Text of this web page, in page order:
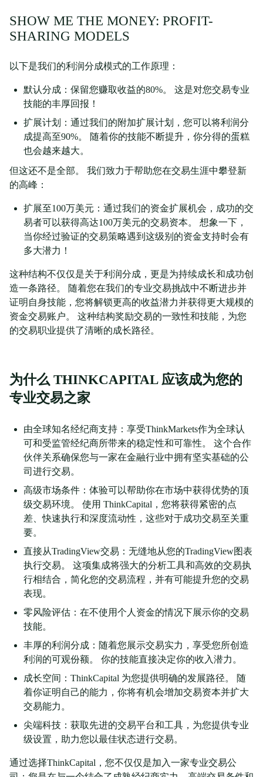
SHOW ME THE MONEY: PROFIT-
SHARING MODELS
以下是我们的利润分成模式的工作原理：
默认分成：保留您赚取收益的80%。 这是对您交易专业
技能的丰厚回报！
扩展计划：通过我们的附加扩展计划，您可以将利润分
成提高至90%。 随着你的技能不断提升，你分得的蛋糕
也会越来越大。
但这还不是全部。 我们致力于帮助您在交易生涯中攀登新
的高峰：
扩展至100万美元：通过我们的资金扩展机会，成功的交
易者可以获得高达100万美元的交易资本。 想象一下，
当你经过验证的交易策略遇到这级别的资金支持时会有
多大潜力！
这种结构不仅仅是关于利润分成，更是为持续成长和成功创
造一条路径。 随着您在我们的专业交易挑战中不断进步并
证明自身技能，您将解锁更高的收益潜力并获得更大规模的
资金交易账户。 这种结构奖励交易的一致性和技能，为您
的交易职业提供了清晰的成长路径。
为什么 THINKCAPITAL 应该成为您的
专业交易之家
由全球知名经纪商支持：享受ThinkMarkets作为全球认
可和受监管经纪商所带来的稳定性和可靠性。 这个合作
伙伴关系确保您与一家在金融行业中拥有坚实基础的公
司进行交易。
高级市场条件：体验可以帮助你在市场中获得优势的顶
级交易环境。 使用 ThinkCapital，您将获得紧密的点
差、快速执行和深度流动性，这些对于成功交易至关重
要。
直接从TradingView交易：无缝地从您的TradingView图表
执行交易。 这项集成将强大的分析工具和高效的交易执
行相结合，简化您的交易流程，并有可能提升您的交易
表现。
零风险评估：在不使用个人资金的情况下展示你的交易
技能。
丰厚的利润分成：随着您展示交易实力，享受您所创造
利润的可观份额。 你的技能直接决定你的收入潜力。
成长空间：ThinkCapital 为您提供明确的发展路径。 随
着你证明自己的能力，你将有机会增加交易资本并扩大
交易能力。
尖端科技：获取先进的交易平台和工具，为您提供专业
级设置，助力您以最佳状态进行交易。
通过选择ThinkCapital，您不仅仅是加入一家专业交易公